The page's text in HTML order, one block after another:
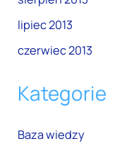
lipiec 2013
czerwiec 2013
Kategorie
Baza wiedzy